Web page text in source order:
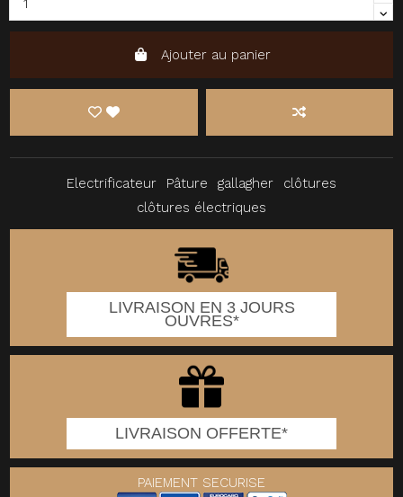
Ajouter au panier
Electrificateur Pâture gallagher
clôtures
clôtures électriques
LIVRAISON EN 3 JOURS
OUVRES*
LIVRAISON OFFERTE*
PAIEMENT SECURISE